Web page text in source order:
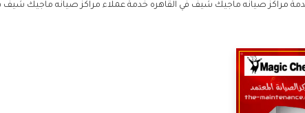
مراكز صيانه ماجيك شيف في القاهره خدمة عملاء مراكز صيانه ماجيك